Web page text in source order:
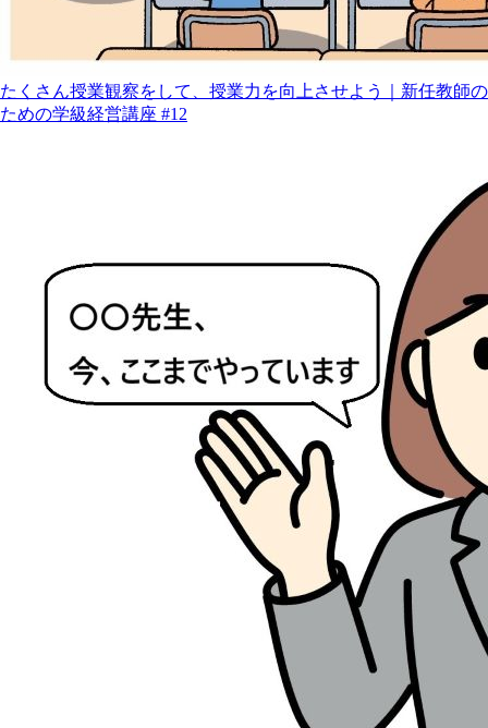
たくさん授業観察をして、授業力を向上させよう｜新任教師の
ための学級経営講座 #12